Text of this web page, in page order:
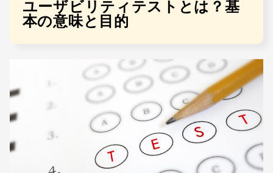
ユーザビリティテストとは？基
本の意味と目的